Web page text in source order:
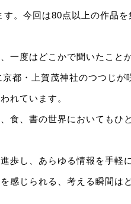
。今回は80点以上の作品を
⼀度はどこかで聞いたこと
都・上賀茂神社のつつじが
れています。
⾷、書の世界においてもひ
歩し、あらゆる情報を⼿軽
感じられる、考える瞬間は